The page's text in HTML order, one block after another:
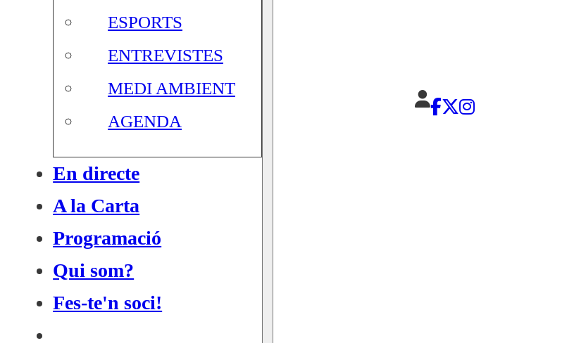
ESPORTS
ENTREVISTES
MEDI AMBIENT
AGENDA
En directe
A la Carta
Programació
Qui som?
Fes-te'n soci!